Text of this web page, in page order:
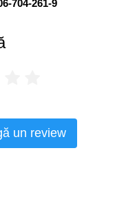
704-261-9
un review